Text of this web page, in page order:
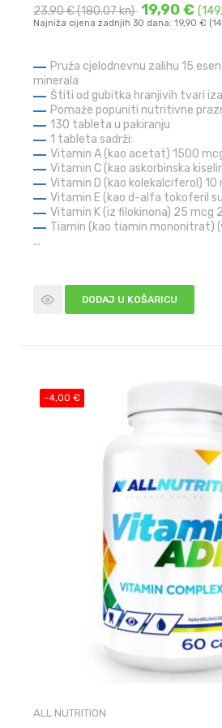
23,90 €(180.07 kn) 19,90 €
Najniža cijena zadnjih 30 dana: 19,90 €
Pruža cjelodnevnu zalihu 15
minerala
Štiti od gubitka hranjivih tvari
Pomaže popuniti nutritivne
130 tableta u pakiranju
1 tableta sadrži:
Vitamin A (kao acetat) 1500
Vitamin C (kao askorbinska
Vitamin D (kao kolekalciferol) 10
Vitamin E (kao d-alfa tokoferil
Vitamin K (iz filokinona) 25 mcg
Tiamin (kao tiamin mononitrat)
...
DODAJ U KOŠARICU
-4,00 €
ALL NUTRITION